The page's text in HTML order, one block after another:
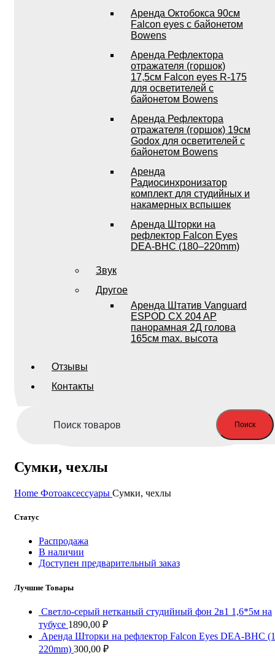
Аренда Октобокса 90см
Falcon eyes с байонетом
Bowens
Аренда Рефлектора
отражателя (горшок)
17,5см Falcon eyes R-175
для осветителей с
байонетом Bowens
Аренда Рефлектора
отражателя (горшок) 19см
Godox для осветителей с
байонетом Bowens
Аренда
Радиосинхронизатор
комплект для студийных и
накамерных вспышек
Аренда Шторки на
рефлектор Falcon Eyes
DEA-BHC (180–220mm)
Звук
Другое
Аренда Штатив Vanguard
ESPOD CX 204 AP
панорамная 2Д голова
165см max. высота
Отзывы
Контакты
Поиск
Сумки, чехлы
Home Фотоаксессуары Сумки, чехлы
Статус
Распродажа
В наличии
Доступен предварительный заказ
Лучшие Товары
Светло-серый нетканый студийный фон 2в1 1,6*5м на
тубусе 1890,00 ₽
Аренда Шторки на рефлектор Falcon Eyes DEA-BHC
220mm) 300,00 ₽